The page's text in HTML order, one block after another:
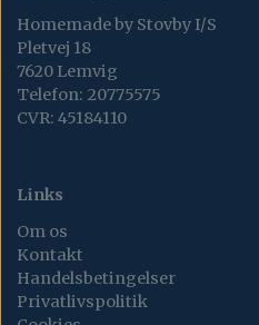
Homemade by Stovby I/S
Pletvej 18
7620 Lemvig
Telefon: 20775575
CVR: 45184110
Links
Om os
Kontakt
Handelsbetingelser
Privatlivspolitik